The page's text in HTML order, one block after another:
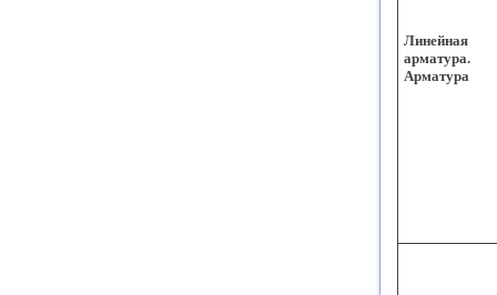
Линейная
арматура.
Арматура